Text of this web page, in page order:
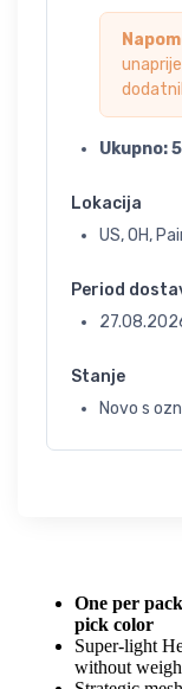
Ukupno:
Lokacija
US, OH,
Period
Stanje
Novo s